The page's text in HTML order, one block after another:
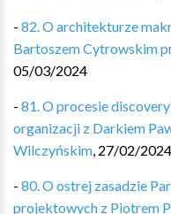
- 82. O architekturze
Bartoszem Cytrowskim
05/03/2024
- 81. O procesie
organizacji z Darkiem
Wilczyńskim, 27/02/2024
- 80. O ostrej zasadzie
projektowych z Piotrem